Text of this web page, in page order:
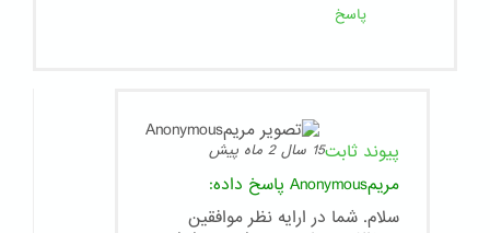
پاسخ
پیوند ثابت15 سال 2 ماه پیش
مریمAnonymous
پاسخ داده:
سلام. شما در ارایه نظر موافقین